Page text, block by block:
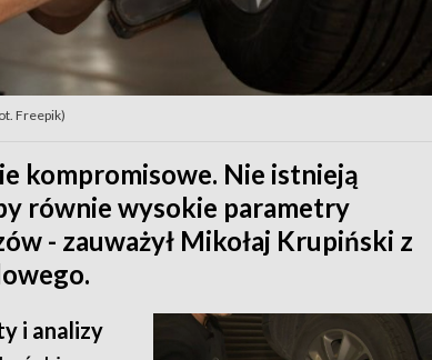
Freepik)
kompromisowe. Nie istnieją
równie wysokie parametry
- zauważył Mikołaj Krupiński z
i analizy